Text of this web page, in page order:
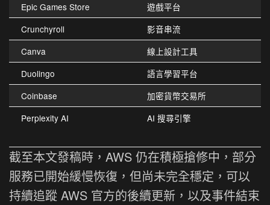
Epic Games Store
遊戲平台
Crunchyroll
影音串流
Canva
線上設計工具
Duolingo
語言學習平台
Coinbase
加密貨幣交易所
Perplexity AI
AI 搜尋引擎
截至本文發稿時，AWS 仍在積極搶修中，部分
服務已開始緩慢恢復，但尚未完全穩定，可以
持續追蹤 AWS 官方的後續更新，以及事件結束